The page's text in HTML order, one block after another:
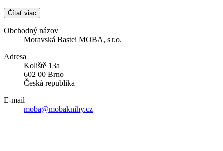
Čítať viac
Obchodný názov
Moravská Bastei MOBA, s.r.o.
Adresa
Koliště 13a
602 00 Brno
Česká republika
E-mail
moba@mobaknihy.cz